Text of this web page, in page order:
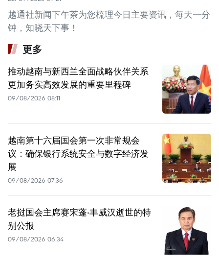
越通社新闻下午茶为您梳理今日主要资讯，每天一分
钟，知晓天下事！
更多
推动越南与新西兰全面战略伙伴关系
更加务实高效发展的重要里程碑
09/08/2026 08:11
越南第十六届国会第一次非常规会
议：确保银行系统安全与数字经济发
展
09/08/2026 07:36
老挝国会主席赛宋蓬·丰威汉逝世的特
别公报
09/08/2026 06:34